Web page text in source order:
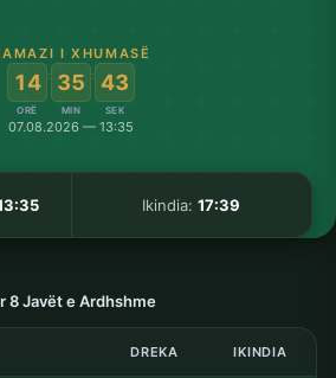
I XHUMASË
14
ORË
: 35
MIN
: 43
SEK
07.08.2026 — 13:35
Ikindia:17:39
8 Javët e Ardhshme
DREKA IKINDIA